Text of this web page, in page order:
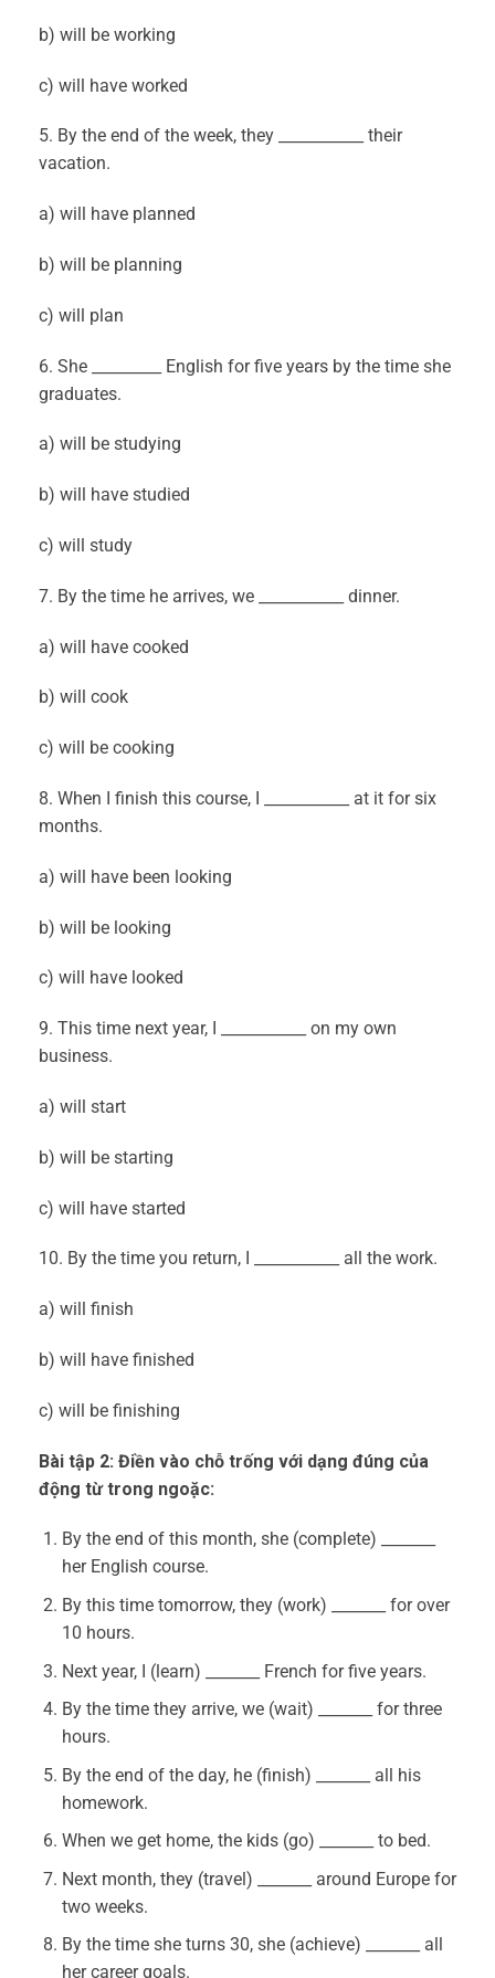
b) will be working
c) will have worked
5. By the end of the week, they ___________ their
vacation.
a) will have planned
b) will be planning
c) will plan
6. She _________ English for five years by the time she
graduates.
a) will be studying
b) will have studied
c) will study
7. By the time he arrives, we ___________ dinner.
a) will have cooked
b) will cook
c) will be cooking
8. When I finish this course, I ___________ at it for six
months.
a) will have been looking
b) will be looking
c) will have looked
9. This time next year, I ___________ on my own
business.
a) will start
b) will be starting
c) will have started
10. By the time you return, I ___________ all the work.
a) will finish
b) will have finished
c) will be finishing
Bài tập 2: Điền vào chỗ trống với dạng đúng của
động từ trong ngoặc:
By the end of this month, she (complete) _______
her English course.
By this time tomorrow, they (work) _______ for over
10 hours.
Next year, I (learn) _______ French for five years.
By the time they arrive, we (wait) _______ for three
hours.
By the end of the day, he (finish) _______ all his
homework.
When we get home, the kids (go) _______ to bed.
Next month, they (travel) _______ around Europe for
two weeks.
By the time she turns 30, she (achieve) _______ all
her career goals.